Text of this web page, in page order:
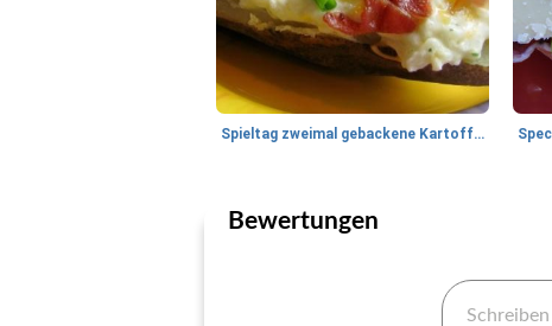
Spieltag zweimal gebackene Kartoffeln
Bewertungen